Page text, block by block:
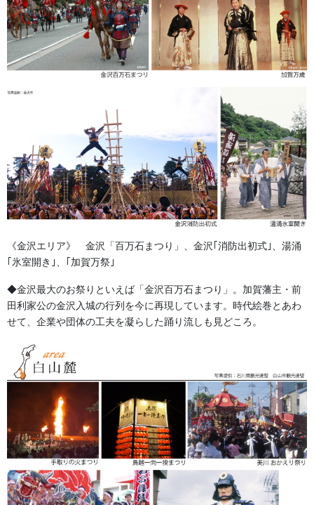
step3
お客様からお聞きしたアイデアや、手描きのラフイラス
ト、お持ちの参考データ（写真やロゴなど）をもとに、当
イン図面」を作成いたします。
単に形にするだけでなく、「ロゴはこの位置が見栄えが良
用シーンなら、こちらの生地が動きやすい」といった、プ
ロならではの視点で最適なレイアウトやサイズ、生地の組
み合わせをご提案いたします。
同時に、詳細な「お見積り」もご提示いたします。枚数に
応じた価格の違いなども分かりやすくご案内しますので、
デザインと予算の両面でじっくりとご検討いただけます。
法被の書体と生地
《金沢エリア》 金沢「百万石まつり」、金沢｢消防出初式｣、湯涌
｢氷室開き｣、｢加賀万祭｣
◆金沢最大のお祭りといえば「金沢百万石まつり」。加賀藩主・前
田利家公の金沢入城の行列を今に再現しています。時代絵巻とあわ
せて、企業や団体の工夫を凝らした踊り流しも見どころ。